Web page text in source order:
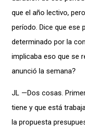
que el año lectivo,
período. Dice que ese
determinado por la
implicaba eso que se
anunció la semana?
JL —Dos cosas.
tiene y que está
la propuesta